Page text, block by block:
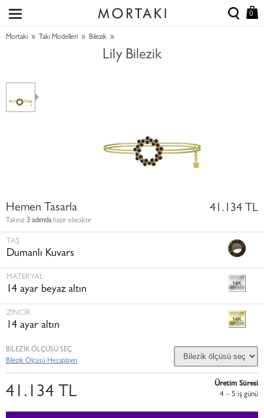
0
Mortakı » Takı Modelleri » Bilezik »
Lily Bilezik
Hemen Tasarla
Takınız 3 adımdahazır olacaktır
41.134 TL
TAŞ
Dumanlı Kuvars
MATERYAL
14 ayar beyaz altın
ZINCIR
14 ayar altın
BİLEZİK ÖLÇÜSÜ SEÇ
Bilezik Ölçüsü Hesaplayın
41.134 TL
Üretim Süresi
4 – 5 i̇ş günü